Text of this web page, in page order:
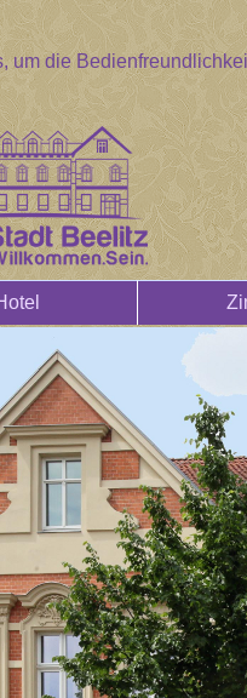
um die